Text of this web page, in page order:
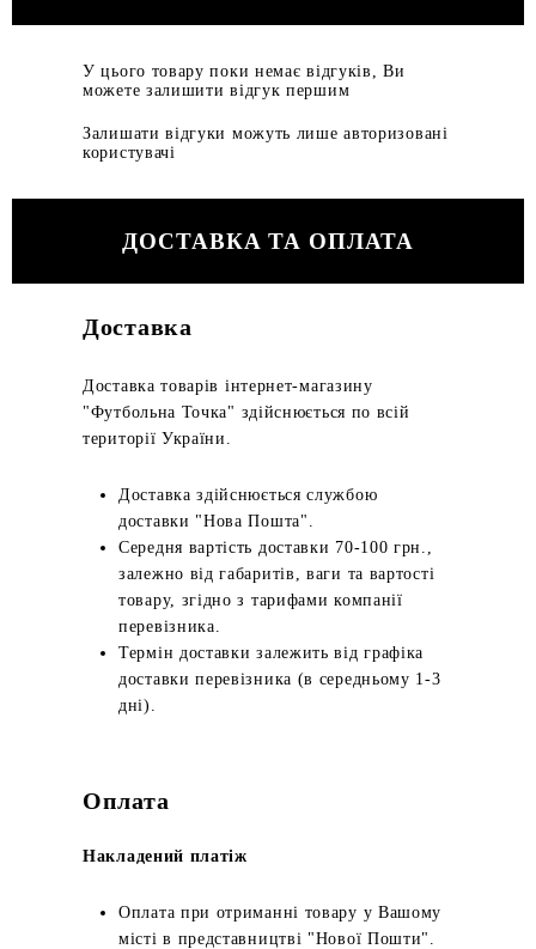
У цього товару поки немає відгуків, Ви
можете залишити відгук першим
Залишати відгуки можуть лише авторизовані
користувачі
ДОСТАВКА ТА ОПЛАТА
Доставка
Доставка товарів інтернет-магазину
"Футбольна Точка" здійснюється по всій
території України.
Доставка здійснюється службою
доставки "Нова Пошта".
Середня вартість доставки 70-100 грн.,
залежно від габаритів, ваги та вартості
товару, згідно з тарифами компанії
перевізника.
Термін доставки залежить від графіка
доставки перевізника (в середньому 1-3
дні).
Оплата
Накладений платіж
Оплата при отриманні товару у Вашому
місті в представництві "Нової Пошти".